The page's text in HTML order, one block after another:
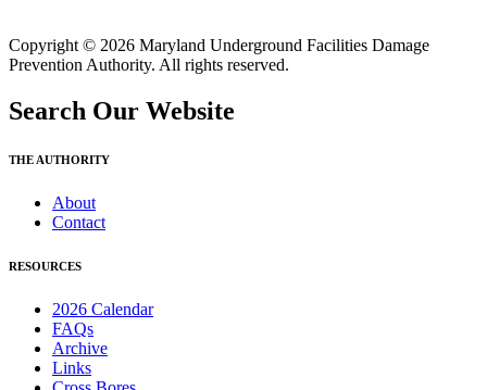
Copyright © 2026 Maryland Underground Facilities Damage
Prevention Authority. All rights reserved.
Search Our Website
THE AUTHORITY
About
Contact
RESOURCES
2026 Calendar
FAQs
Archive
Links